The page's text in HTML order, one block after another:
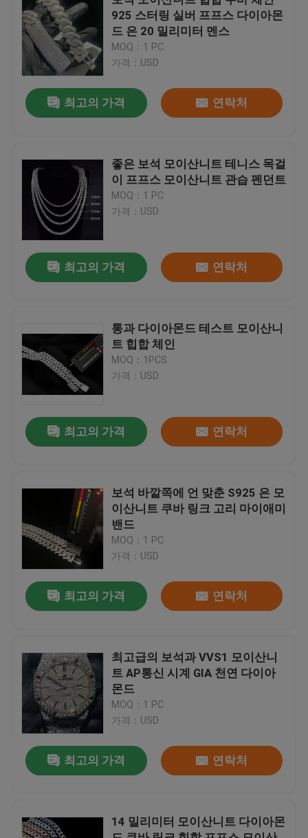
집
우리에 대하여
공장 여행
품질 관리
연락주세요
뉴스
경우
모이산니트 다이아몬드 시계
925 스터링 실버 프프스 다이아몬
드 은 20 밀리미터 멘스
MOQ：1 PC
가격：USD
최고의 가격 연락처
좋은 보석 모이산니트 테니스 목걸
이 프프스 모이산니트 관습 펜던트
MOQ：1 PC
가격：USD
최고의 가격 연락처
통과 다이아몬드 테스트 모이산니
트 힙합 체인
MOQ：1PCS
가격：USD
최고의 가격 연락처
보석 바깥쪽에 언 맞춘 S925 은 모
이산니트 쿠바 링크 고리 마이애미
밴드
MOQ：1 PC
가격：USD
최고의 가격 연락처
최고급의 보석과 VVS1 모이산니
트 AP통신 시계 GIA 천연 다이아
몬드
MOQ：1 PC
가격：USD
최고의 가격 연락처
14 밀리미터 모이산니트 다이아몬